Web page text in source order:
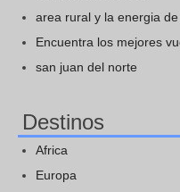
area rural y la energia
Encuentra los mejores
san juan del norte
Destinos
Africa
Europa